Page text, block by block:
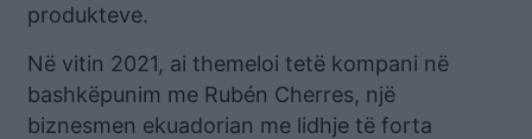
produkteve.
Në vitin 2021, ai themeloi tetë kompani në
bashkëpunim me Rubén Cherres, një
biznesmen ekuadorian me lidhje të forta